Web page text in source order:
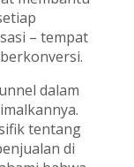
– tempat
dalam
tentang
di